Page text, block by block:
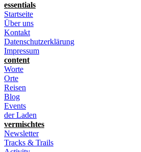
essentials
Startseite
Über uns
Kontakt
Datenschutzerklärung
Impressum
content
Worte
Orte
Reisen
Blog
Events
der Laden
vermischtes
Newsletter
Tracks & Trails